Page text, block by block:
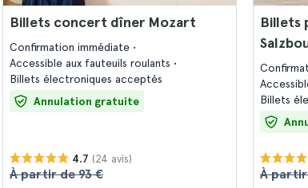
Billets concert dîner Mozart
Confirmation immédiate
Accessible aux fauteuils roulants
Billets électroniques acceptés
Annulation gratuite
4.7 (24 avis)
À partir de 93 €
Billets
Billets
À partir